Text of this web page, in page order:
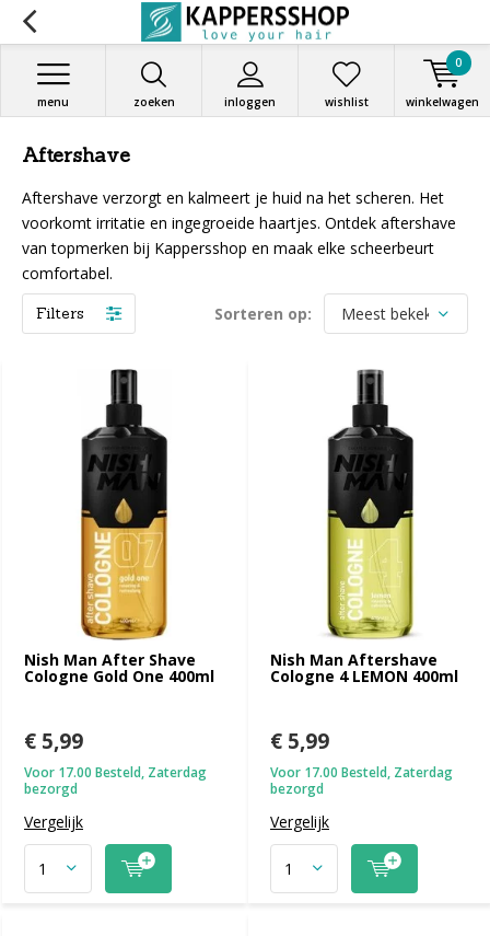
zoeken inloggen
menu wishlist winkelwagen
0
Aftershave
Aftershave verzorgt en kalmeert je huid na het scheren. Het
voorkomt irritatie en ingegroeide haartjes. Ontdek aftershave
van topmerken bij Kappersshop en maak elke scheerbeurt
comfortabel.
Filters Sorteren op:
Nish Man After Shave
Cologne Gold One 400ml
€ 5,99
Voor 17.00 Besteld, Zaterdag
bezorgd
Vergelijk
Nish Man Aftershave
Cologne 4 LEMON 400ml
€ 5,99
Voor 17.00 Besteld, Zaterdag
bezorgd
Vergelijk